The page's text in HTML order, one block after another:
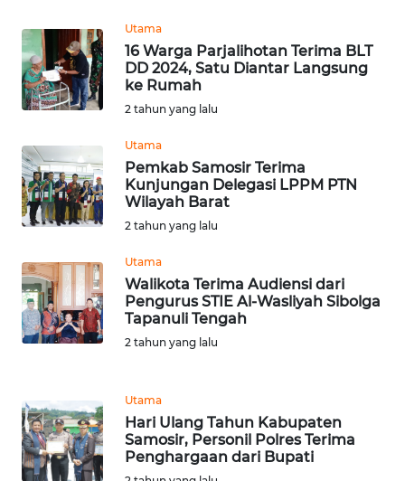
Utama
16 Warga Parjalihotan Terima BLT
DD 2024, Satu Diantar Langsung
ke Rumah
2 tahun yang lalu
Utama
Pemkab Samosir Terima
Kunjungan Delegasi LPPM PTN
Wilayah Barat
2 tahun yang lalu
Utama
Walikota Terima Audiensi dari
Pengurus STIE Al-Wasliyah Sibolga
Tapanuli Tengah
2 tahun yang lalu
Utama
Hari Ulang Tahun Kabupaten
Samosir, Personil Polres Terima
Penghargaan dari Bupati
WN
SULBAR
WN
SUMBAR
SUMSEL
WN
BENGKULU
LAMPUNG
WN
JATENG